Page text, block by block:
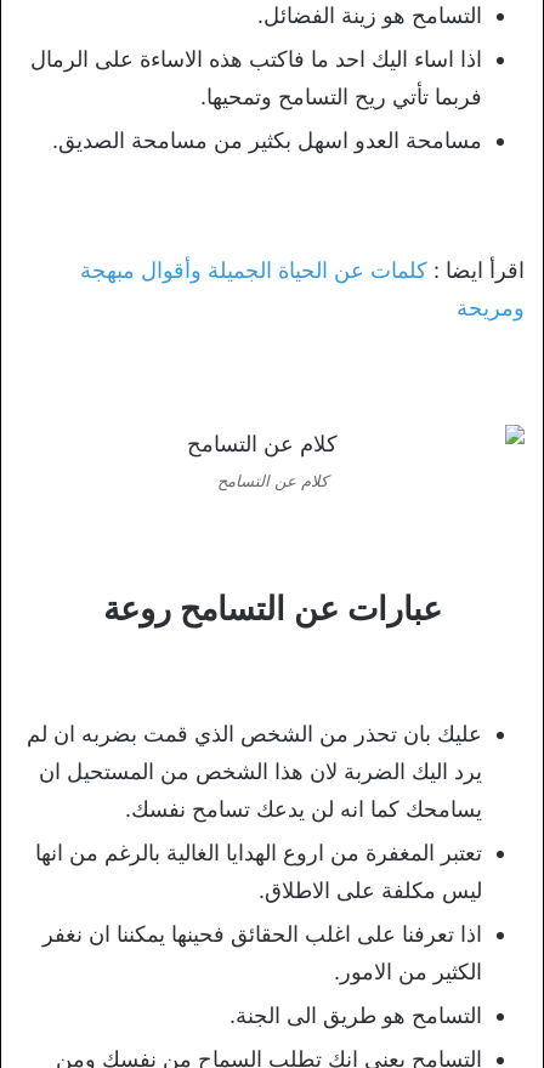
التسامح هو زينة الفضائل.
اذا اساء اليك احد ما فاكتب هذه الاساءة على الرمال
فربما تأتي ريح التسامح وتمحيها.
مسامحة العدو اسهل بكثير من مسامحة الصديق.
اقرأ ايضا : كلمات عن الحياة الجميلة وأقوال مبهجة
ومريحة
كلام عن التسامح
عبارات عن التسامح روعة
عليك بان تحذر من الشخص الذي قمت بضربه ان لم
يرد اليك الضربة لان هذا الشخص من المستحيل ان
يسامحك كما انه لن يدعك تسامح نفسك.
تعتبر المغفرة من اروع الهدايا الغالية بالرغم من انها
ليس مكلفة على الاطلاق.
اذا تعرفنا على اغلب الحقائق فحينها يمكننا ان نغفر
الكثير من الامور.
التسامح هو طريق الى الجنة.
التسامح يعني انك تطلب السماح من نفسك ومن